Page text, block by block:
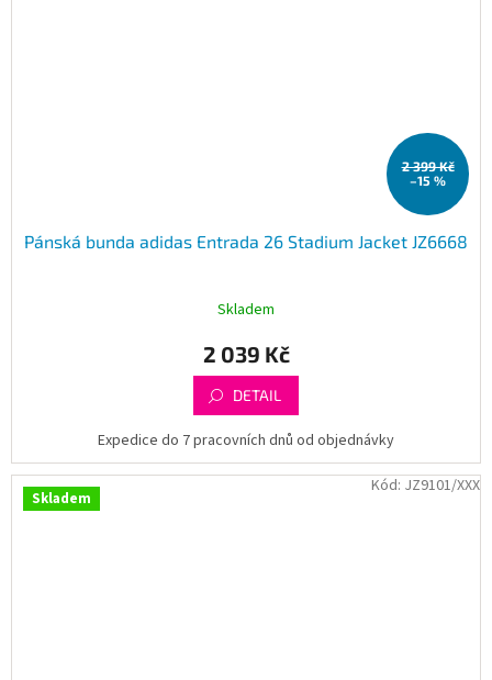
2 399 Kč
–15 %
Pánská bunda adidas Entrada 26 Stadium Jacket JZ6668
Skladem
2 039 Kč
DETAIL
Expedice do 7 pracovních dnů od objednávky
Skladem
Kód: JZ9101/XXX